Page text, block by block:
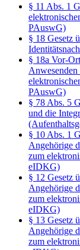
§ 11 Abs. 1
PAuswG)
§ 18 Gesetz
§ 18a Vor-
Anwesenden
PAuswG)
§ 78 Abs. 5
und die
§ 10 Abs. 1
Angehörige
zum
eIDKG)
§ 12 Gesetz
Angehörige
zum
eIDKG)
§ 13 Gesetz
Angehörige
zum